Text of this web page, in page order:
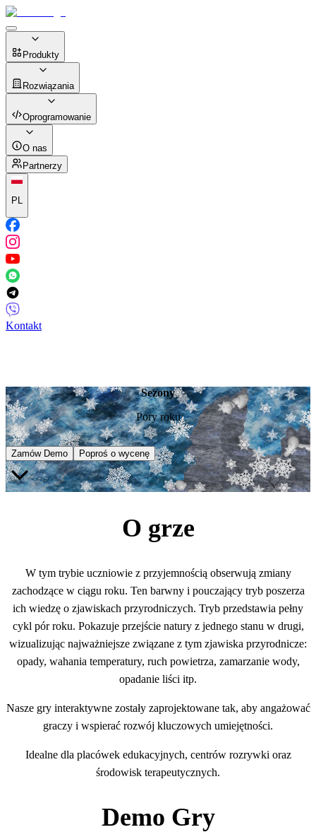
Produkty
Rozwiązania
Oprogramowanie
O nas
Partnerzy
PL
Kontakt
Sezony
Pory roku
Zamów Demo Poproś o wycenę
O grze
W tym trybie uczniowie z przyjemnością obserwują zmiany
zachodzące w ciągu roku. Ten barwny i pouczający tryb poszerza
ich wiedzę o zjawiskach przyrodniczych. Tryb przedstawia pełny
cykl pór roku. Pokazuje przejście natury z jednego stanu w drugi,
wizualizując najważniejsze związane z tym zjawiska przyrodnicze:
opady, wahania temperatury, ruch powietrza, zamarzanie wody,
opadanie liści itp.
Nasze gry interaktywne zostały zaprojektowane tak, aby angażować
graczy i wspierać rozwój kluczowych umiejętności.
Idealne dla placówek edukacyjnych, centrów rozrywki oraz
środowisk terapeutycznych.
Demo Gry